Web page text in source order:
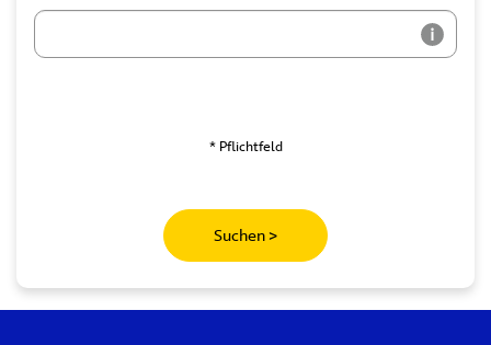
* Pflichtfeld
Suchen >